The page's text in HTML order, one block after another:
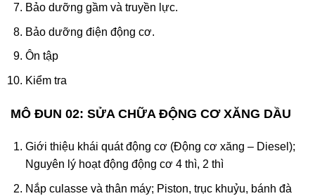
Bảo dưỡng gầm và truyền lực.
Bảo dưỡng điện động cơ.
Ôn tập
Kiểm tra
MÔ ĐUN 02: SỬA CHỮA ĐỘNG CƠ XĂNG DẦU
Giới thiệu khái quát động cơ (Động cơ xăng – Diesel);
Nguyên lý hoạt động động cơ 4 thì, 2 thì
Nắp culasse và thân máy; Piston, trục khuỷu, bánh đà